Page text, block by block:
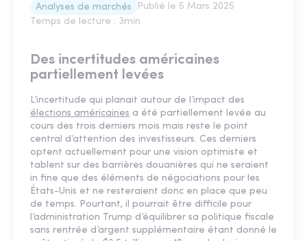
Analyses de marchés Publié le 5 Mars 2025
Temps de lecture : 3min
Des incertitudes américaines
partiellement levées
L’incertitude qui planait autour de l’impact des
élections américaines a été partiellement levée au
cours des trois derniers mois mais reste le point
central d’attention des investisseurs. Ces derniers
optent actuellement pour une vision optimiste et
tablent sur des barrières douanières qui ne seraient
in fine que des éléments de négociations pour les
États-Unis et ne resteraient donc en place que peu
de temps. Pourtant, il pourrait être difficile pour
l’administration Trump d’équilibrer sa politique fiscale
sans rentrée d’argent supplémentaire étant donné le